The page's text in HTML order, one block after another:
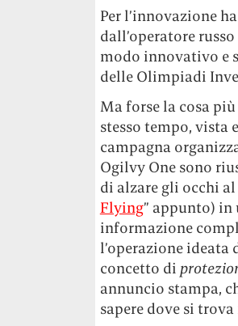
Per l’innovazione
dall’operatore
modo innovativo e
delle Olimpiadi
Ma forse la cosa
stesso tempo, vista
campagna
Ogilvy One sono
di alzare gli occhi al
Flying” appunto) in
informazione
l’operazione ideata
concetto di
annuncio stampa,
sapere dove si